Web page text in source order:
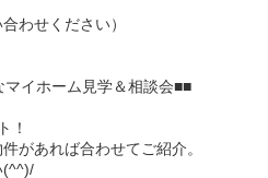
わせください）
イホーム見学＆相談会■■
！
があれば合わせてご紹介。
(^^)/